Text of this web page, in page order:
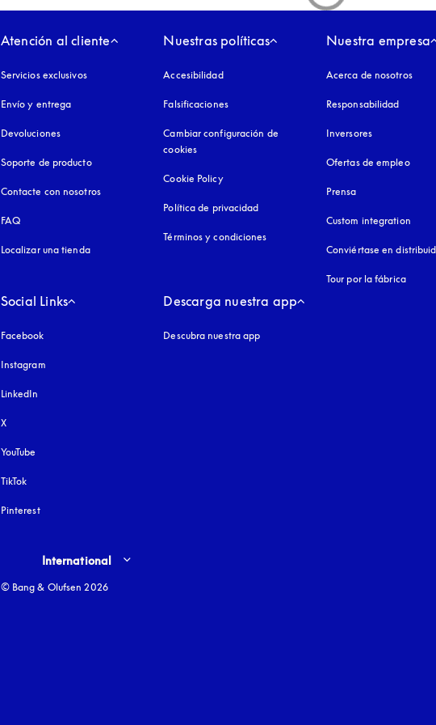
Atención al cliente
Servicios exclusivos
Envío y entrega
Devoluciones
Soporte de producto
Contacte con nosotros
FAQ
Localizar una tienda
Nuestras políticas
Accesibilidadapertura en una pestaña nueva
Falsificacionesapertura en una pestaña nueva
Cambiar configuración de
cookies
Cookie Policyapertura en una pestaña nueva
Política de privacidad
Términos y condiciones
Nuestra empresa
Acerca de nosotros
Responsabilidad
Inversores
Ofertas de empleo
Prensa
Custom integration
Conviértase en
Tour por la fábrica
Social Links
Facebook
Instagram
LinkedIn
X
YouTube
TikTok
Pinterest
Descarga nuestra app
Descubra nuestra app
Select country and language
International
© Bang & Olufsen 2026